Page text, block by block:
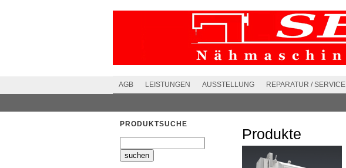
AGB LEISTUNGEN AUSSTELLUNG REPARATUR / SERVICE
PRODUKTSUCHE
Produkte